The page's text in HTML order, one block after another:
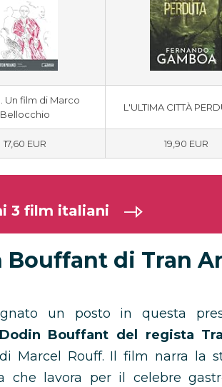
Un film di Marco
Bellocchio
L'ULTIMA CITTÀ
17,60 EUR 19,90 EUR
3 film italiani
Bouffant di Tran
un posto in questa
Bouffant del regista
Marcel Rouff. Il film narra la
che lavora per il celebre